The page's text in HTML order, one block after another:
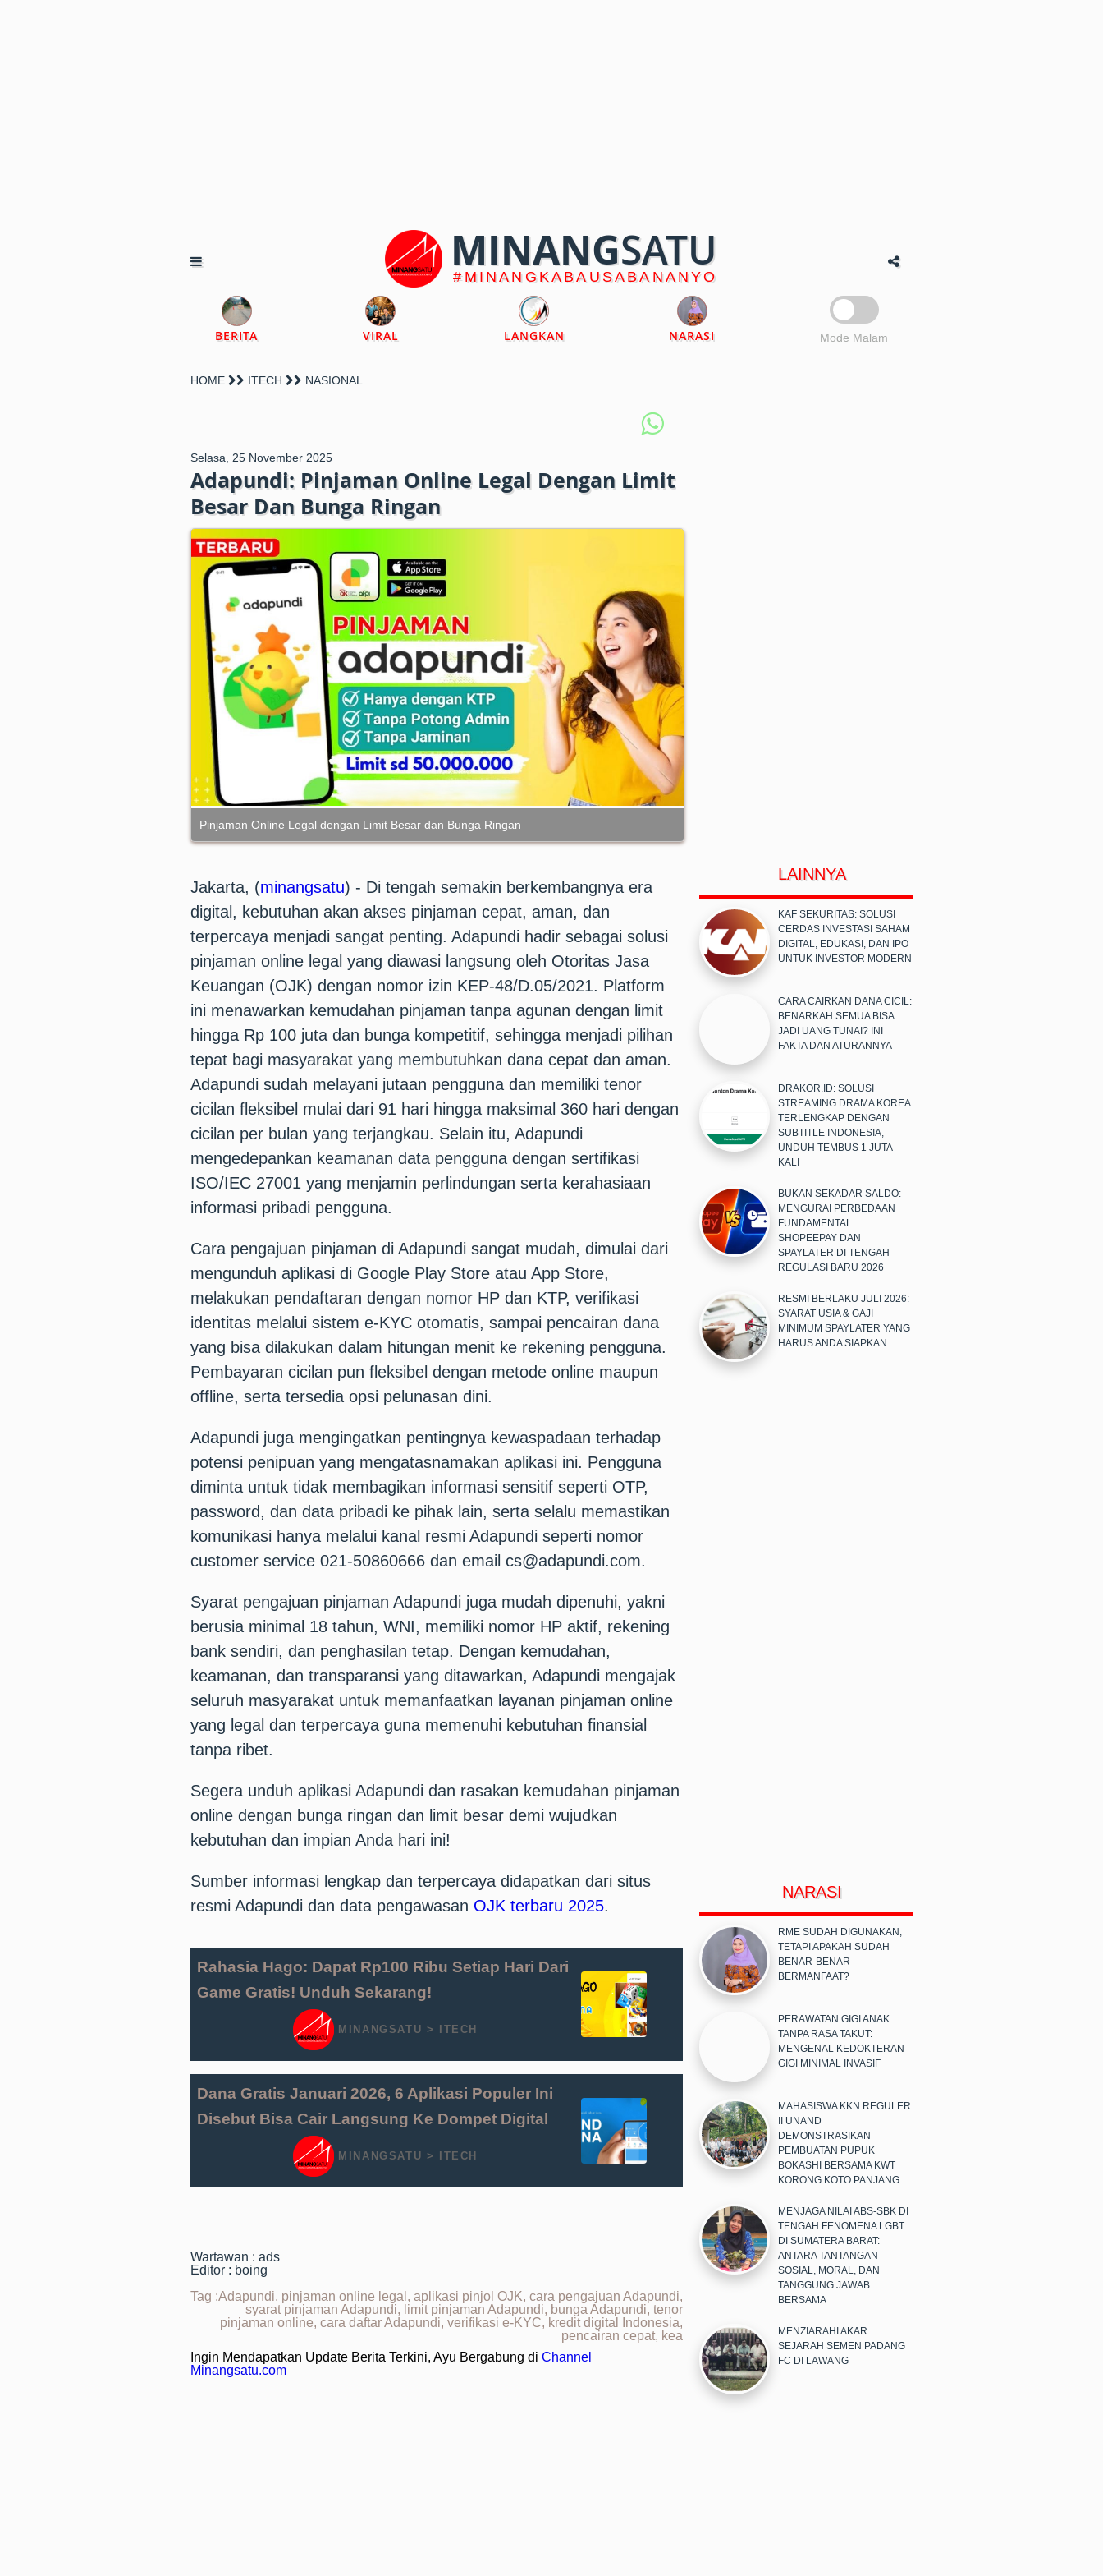
MINANGSATU
#MINANGKABAUSABANANYO
BERITA VIRAL LANGKAN NARASI Mode Malam
HOME ITECH NASIONAL
Selasa, 25 November 2025
Adapundi: Pinjaman Online Legal Dengan Limit
Besar Dan Bunga Ringan
Pinjaman Online Legal dengan Limit Besar dan Bunga Ringan
Jakarta, (minangsatu) - Di tengah semakin berkembangnya era
digital, kebutuhan akan akses pinjaman cepat, aman, dan
terpercaya menjadi sangat penting. Adapundi hadir sebagai solusi
pinjaman online legal yang diawasi langsung oleh Otoritas Jasa
Keuangan (OJK) dengan nomor izin KEP-48/D.05/2021. Platform
ini menawarkan kemudahan pinjaman tanpa agunan dengan limit
hingga Rp 100 juta dan bunga kompetitif, sehingga menjadi pilihan
tepat bagi masyarakat yang membutuhkan dana cepat dan aman.
Adapundi sudah melayani jutaan pengguna dan memiliki tenor
cicilan fleksibel mulai dari 91 hari hingga maksimal 360 hari dengan
cicilan per bulan yang terjangkau. Selain itu, Adapundi
mengedepankan keamanan data pengguna dengan sertifikasi
ISO/IEC 27001 yang menjamin perlindungan serta kerahasiaan
informasi pribadi pengguna.
Cara pengajuan pinjaman di Adapundi sangat mudah, dimulai dari
mengunduh aplikasi di Google Play Store atau App Store,
melakukan pendaftaran dengan nomor HP dan KTP, verifikasi
identitas melalui sistem e-KYC otomatis, sampai pencairan dana
yang bisa dilakukan dalam hitungan menit ke rekening pengguna.
Pembayaran cicilan pun fleksibel dengan metode online maupun
offline, serta tersedia opsi pelunasan dini.
Adapundi juga mengingatkan pentingnya kewaspadaan terhadap
potensi penipuan yang mengatasnamakan aplikasi ini. Pengguna
diminta untuk tidak membagikan informasi sensitif seperti OTP,
password, dan data pribadi ke pihak lain, serta selalu memastikan
komunikasi hanya melalui kanal resmi Adapundi seperti nomor
customer service 021-50860666 dan email cs@adapundi.com.
Syarat pengajuan pinjaman Adapundi juga mudah dipenuhi, yakni
berusia minimal 18 tahun, WNI, memiliki nomor HP aktif, rekening
bank sendiri, dan penghasilan tetap. Dengan kemudahan,
keamanan, dan transparansi yang ditawarkan, Adapundi mengajak
seluruh masyarakat untuk memanfaatkan layanan pinjaman online
yang legal dan terpercaya guna memenuhi kebutuhan finansial
tanpa ribet.
Segera unduh aplikasi Adapundi dan rasakan kemudahan pinjaman
online dengan bunga ringan dan limit besar demi wujudkan
kebutuhan dan impian Anda hari ini!
Sumber informasi lengkap dan terpercaya didapatkan dari situs
resmi Adapundi dan data pengawasan OJK terbaru 2025.
Rahasia Hago: Dapat Rp100 Ribu Setiap Hari Dari
Game Gratis! Unduh Sekarang!
MINANGSATU > ITECH
Dana Gratis Januari 2026, 6 Aplikasi Populer Ini
Disebut Bisa Cair Langsung Ke Dompet Digital
MINANGSATU > ITECH
Wartawan : ads
Editor : boing
Tag :Adapundi, pinjaman online legal, aplikasi pinjol OJK, cara pengajuan Adapundi,
syarat pinjaman Adapundi, limit pinjaman Adapundi, bunga Adapundi, tenor
pinjaman online, cara daftar Adapundi, verifikasi e-KYC, kredit digital Indonesia,
pencairan cepat, kea
Ingin Mendapatkan Update Berita Terkini, Ayu Bergabung di Channel
Minangsatu.com
LAINNYA
KAF SEKURITAS: SOLUSI
CERDAS INVESTASI SAHAM
DIGITAL, EDUKASI, DAN IPO
UNTUK INVESTOR MODERN
CARA CAIRKAN DANA CICIL:
BENARKAH SEMUA BISA
JADI UANG TUNAI? INI
FAKTA DAN ATURANNYA
DRAKOR.ID: SOLUSI
STREAMING DRAMA KOREA
TERLENGKAP DENGAN
SUBTITLE INDONESIA,
UNDUH TEMBUS 1 JUTA
KALI
BUKAN SEKADAR SALDO:
MENGURAI PERBEDAAN
FUNDAMENTAL
SHOPEEPAY DAN
SPAYLATER DI TENGAH
REGULASI BARU 2026
RESMI BERLAKU JULI 2026:
SYARAT USIA & GAJI
MINIMUM SPAYLATER YANG
HARUS ANDA SIAPKAN
NARASI
RME SUDAH DIGUNAKAN,
TETAPI APAKAH SUDAH
BENAR-BENAR
BERMANFAAT?
PERAWATAN GIGI ANAK
TANPA RASA TAKUT:
MENGENAL KEDOKTERAN
GIGI MINIMAL INVASIF
MAHASISWA KKN REGULER
II UNAND
DEMONSTRASIKAN
PEMBUATAN PUPUK
BOKASHI BERSAMA KWT
KORONG KOTO PANJANG
MENJAGA NILAI ABS-SBK DI
TENGAH FENOMENA LGBT
DI SUMATERA BARAT:
ANTARA TANTANGAN
SOSIAL, MORAL, DAN
TANGGUNG JAWAB
BERSAMA
MENZIARAHI AKAR
SEJARAH SEMEN PADANG
FC DI LAWANG